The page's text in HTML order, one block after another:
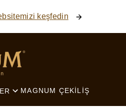
keşfedin
MAGNUM ÇEKILIŞ